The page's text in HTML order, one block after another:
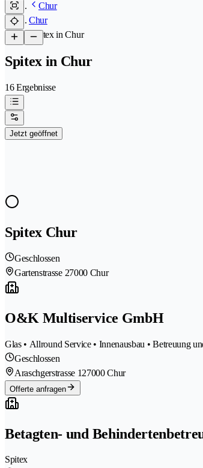
Chur
Chur
/Spitex in Chur
Spitex in Chur
16 Ergebnisse
Jetzt geöffnet
Spitex Chur
Geschlossen
Gartenstrasse 27000 Chur
O&K Multiservice GmbH
Glas • Allround Service • Innenausbau • Betreuung
Geschlossen
Araschgerstrasse 127000 Chur
Offerte anfragen
Betagten- und
Spitex